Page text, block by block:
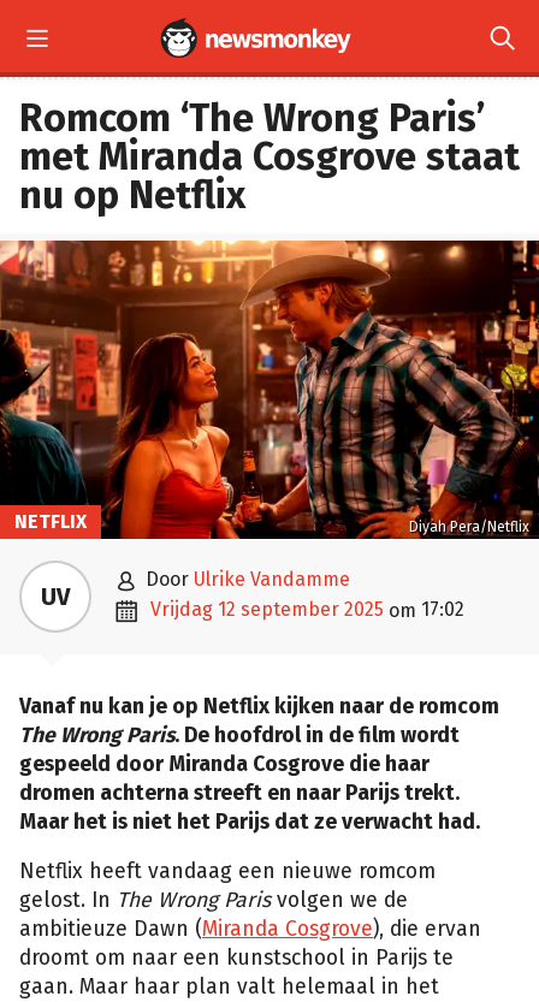
 
Romcom ‘The Wrong Paris’
met Miranda Cosgrove staat
nu op Netflix
Diyah Pera/Netflix
NETFLIX
UV  door Ulrike Vandamme
 vrijdag 12 september 2025 om 17:02
Vanaf nu kan je op Netflix kijken naar de romcom
The Wrong Paris. De hoofdrol in de film wordt
gespeeld door Miranda Cosgrove die haar
dromen achterna streeft en naar Parijs trekt.
Maar het is niet het Parijs dat ze verwacht had.
Netflix heeft vandaag een nieuwe romcom
gelost. In The Wrong Parisvolgen we de
ambitieuze Dawn (Miranda Cosgrove), die ervan
droomt om naar een kunstschool in Parijs te
gaan. Maar haar plan valt helemaal in het